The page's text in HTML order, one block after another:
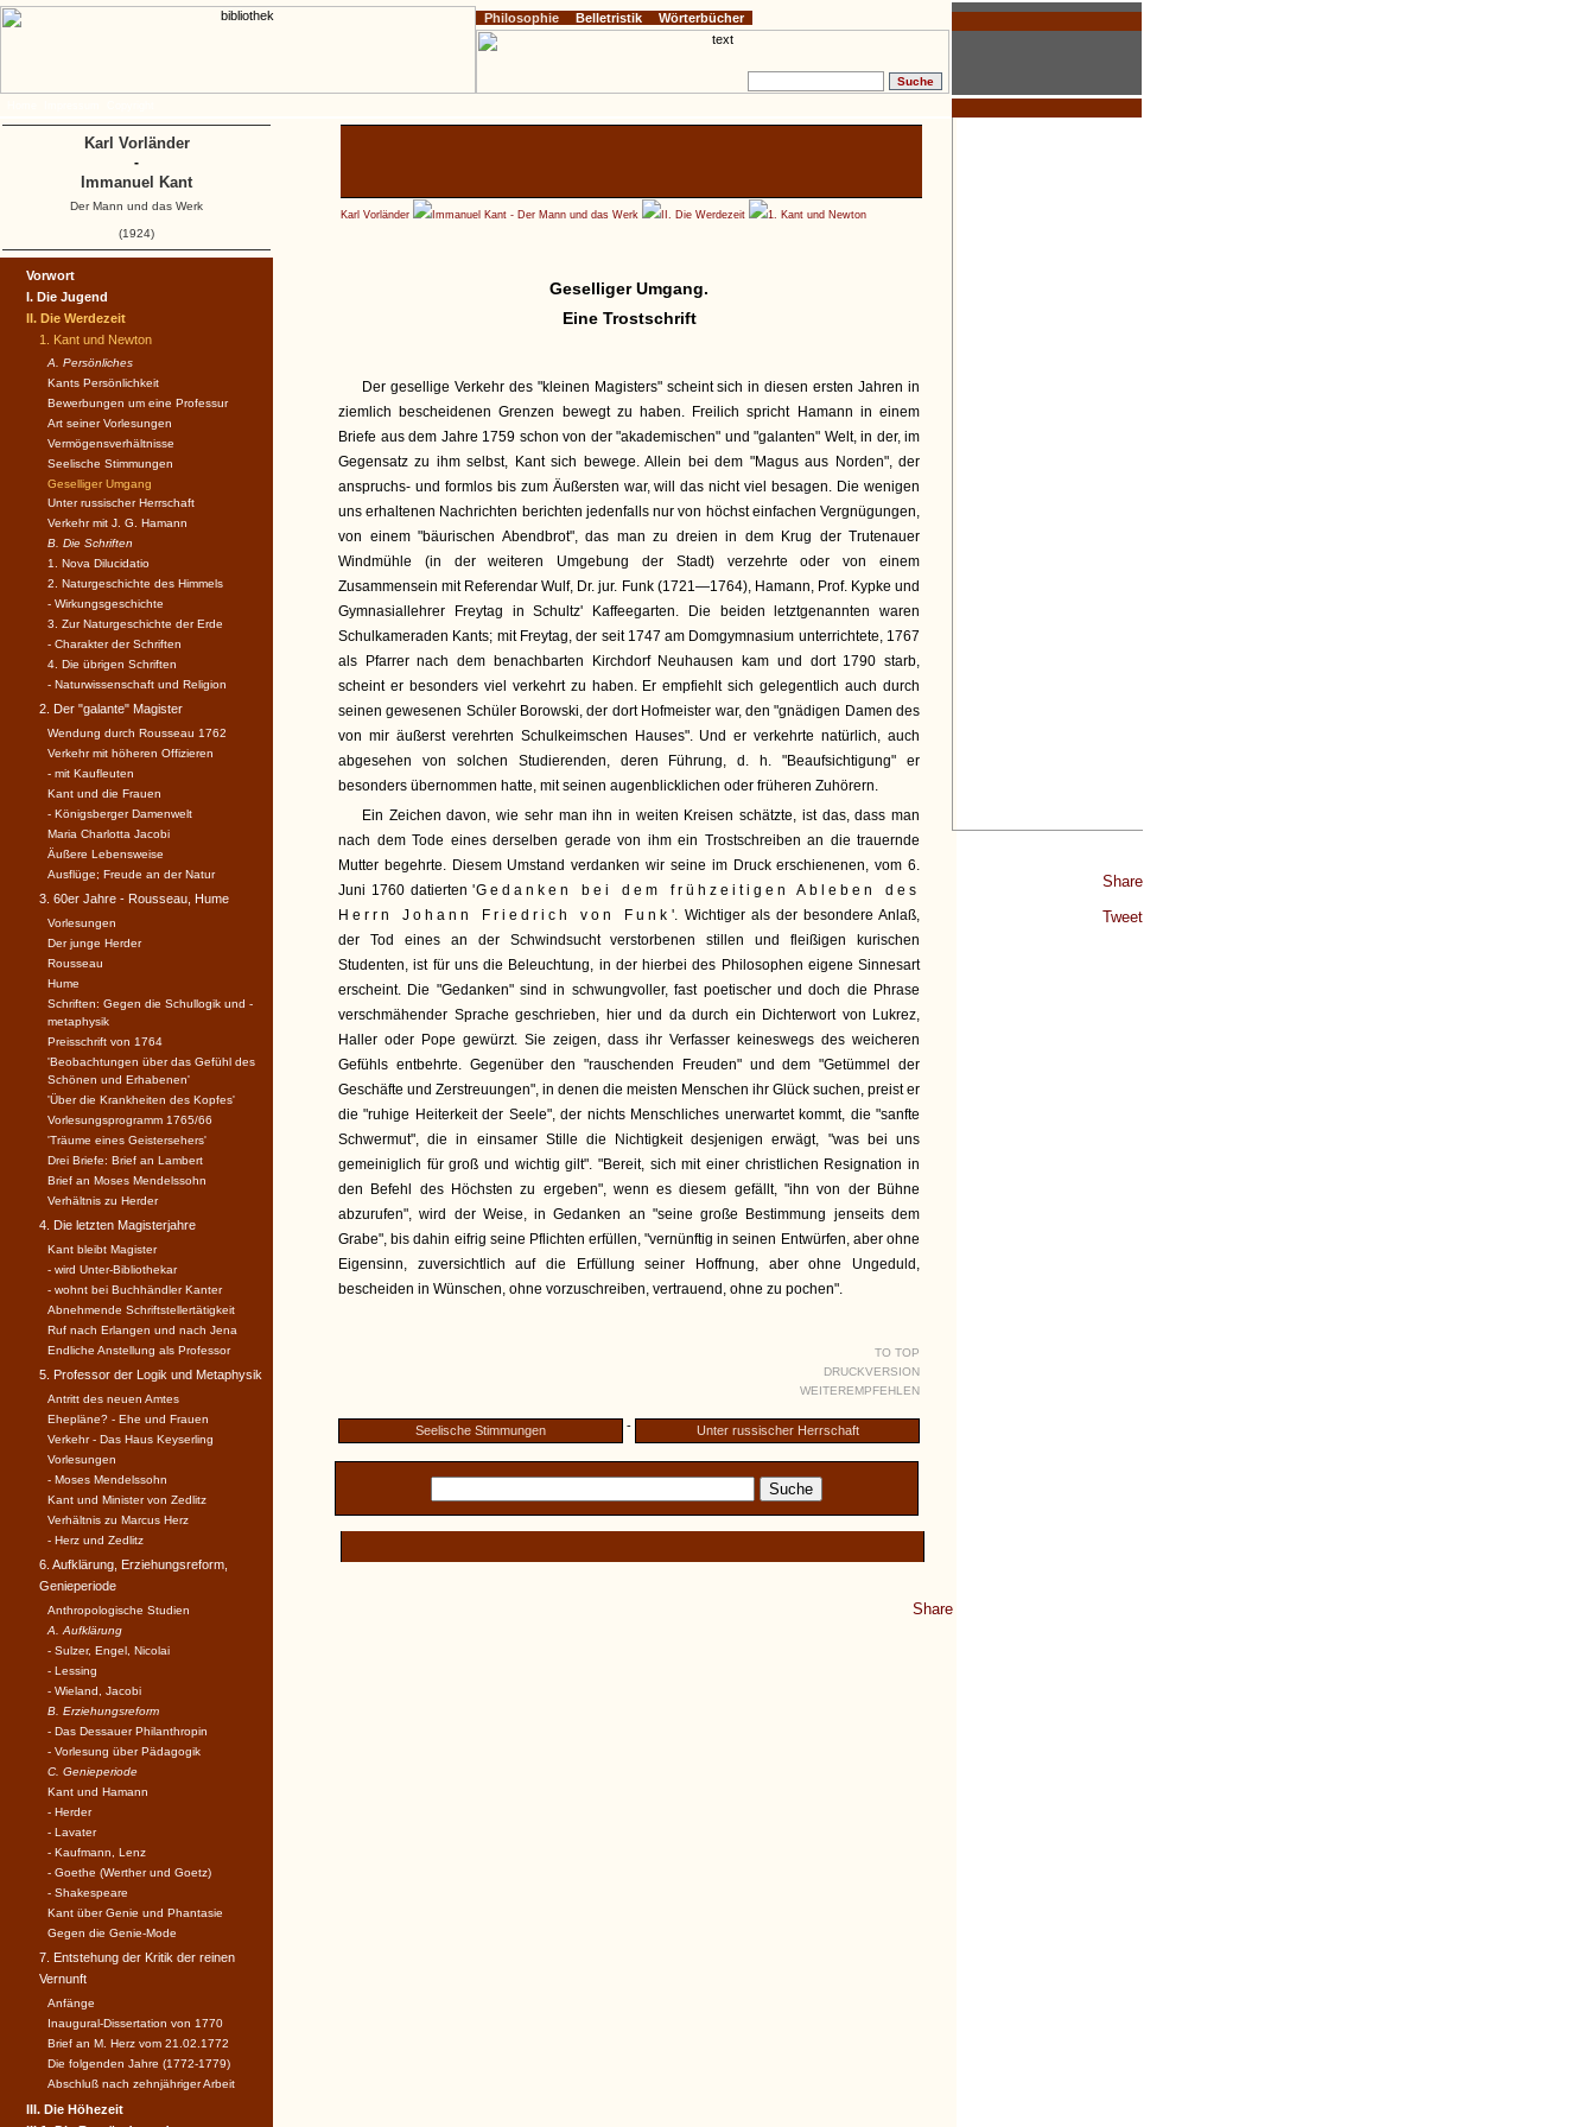
Share
Tweet
Karl Vorländer Immanuel Kant - Der Mann und das Werk II. Die Werdezeit 1. Kant und Newton
Geselliger Umgang.
Eine Trostschrift
Der gesellige Verkehr des "kleinen Magisters" scheint sich in diesen ersten Jahren in
ziemlich bescheidenen Grenzen bewegt zu haben. Freilich spricht Hamann in einem
Briefe aus dem Jahre 1759 schon von der "akademischen" und "galanten" Welt, in der, im
Gegensatz zu ihm selbst, Kant sich bewege. Allein bei dem "Magus aus Norden", der
anspruchs- und formlos bis zum Äußersten war, will das nicht viel besagen. Die wenigen
uns erhaltenen Nachrichten berichten jedenfalls nur von höchst einfachen Vergnügungen,
von einem "bäurischen Abendbrot", das man zu dreien in dem Krug der Trutenauer
Windmühle (in der weiteren Umgebung der Stadt) verzehrte oder von einem
Zusammensein mit Referendar Wulf, Dr. jur. Funk (1721—1764), Hamann, Prof. Kypke und
Gymnasiallehrer Freytag in Schultz' Kaffeegarten. Die beiden letztgenannten waren
Schulkameraden Kants; mit Freytag, der seit 1747 am Domgymnasium unterrichtete, 1767
als Pfarrer nach dem benachbarten Kirchdorf Neuhausen kam und dort 1790 starb,
scheint er besonders viel verkehrt zu haben. Er empfiehlt sich gelegentlich auch durch
seinen gewesenen Schüler Borowski, der dort Hofmeister war, den "gnädigen Damen des
von mir äußerst verehrten Schulkeimschen Hauses". Und er verkehrte natürlich, auch
abgesehen von solchen Studierenden, deren Führung, d. h. "Beaufsichtigung" er
besonders übernommen hatte, mit seinen augenblicklichen oder früheren Zuhörern.
Ein Zeichen davon, wie sehr man ihn in weiten Kreisen schätzte, ist das, dass man
nach dem Tode eines derselben gerade von ihm ein Trostschreiben an die trauernde
Mutter begehrte. Diesem Umstand verdanken wir seine im Druck erschienenen, vom 6.
Juni 1760 datierten 'Gedanken bei dem frühzeitigen Ableben des
Herrn Johann Friedrich von Funk '. Wichtiger als der besondere Anlaß,
der Tod eines an der Schwindsucht verstorbenen stillen und fleißigen kurischen
Studenten, ist für uns die Beleuchtung, in der hierbei des Philosophen eigene Sinnesart
erscheint. Die "Gedanken" sind in schwungvoller, fast poetischer und doch die Phrase
verschmähender Sprache geschrieben, hier und da durch ein Dichterwort von Lukrez,
Haller oder Pope gewürzt. Sie zeigen, dass ihr Verfasser keineswegs des weicheren
Gefühls entbehrte. Gegenüber den "rauschenden Freuden" und dem "Getümmel der
Geschäfte und Zerstreuungen", in denen die meisten Menschen ihr Glück suchen, preist er
die "ruhige Heiterkeit der Seele", der nichts Menschliches unerwartet kommt, die "sanfte
Schwermut", die in einsamer Stille die Nichtigkeit desjenigen erwägt, "was bei uns
gemeiniglich für groß und wichtig gilt". "Bereit, sich mit einer christlichen Resignation in
den Befehl des Höchsten zu ergeben", wenn es diesem gefällt, "ihn von der Bühne
abzurufen", wird der Weise, in Gedanken an "seine große Bestimmung jenseits dem
Grabe", bis dahin eifrig seine Pflichten erfüllen, "vernünftig in seinen Entwürfen, aber ohne
Eigensinn, zuversichtlich auf die Erfüllung seiner Hoffnung, aber ohne Ungeduld,
bescheiden in Wünschen, ohne vorzuschreiben, vertrauend, ohne zu pochen".
TO TOP
DRUCKVERSION
WEITEREMPFEHLEN
Seelische Stimmungen - Unter russischer Herrschaft
Share
Vorwort
I. Die Jugend
II. Die Werdezeit
1. Kant und Newton
A. Persönliches
Kants Persönlichkeit
Bewerbungen um eine Professur
Art seiner Vorlesungen
Vermögensverhältnisse
Seelische Stimmungen
Geselliger Umgang
Unter russischer Herrschaft
Verkehr mit J. G. Hamann
B. Die Schriften
1. Nova Dilucidatio
2. Naturgeschichte des Himmels
- Wirkungsgeschichte
3. Zur Naturgeschichte der Erde
- Charakter der Schriften
4. Die übrigen Schriften
- Naturwissenschaft und Religion
2. Der "galante" Magister
Wendung durch Rousseau 1762
Verkehr mit höheren Offizieren
- mit Kaufleuten
Kant und die Frauen
- Königsberger Damenwelt
Maria Charlotta Jacobi
Äußere Lebensweise
Ausflüge; Freude an der Natur
3. 60er Jahre - Rousseau, Hume
Vorlesungen
Der junge Herder
Rousseau
Hume
Schriften: Gegen die Schullogik und -
metaphysik
Preisschrift von 1764
'Beobachtungen über das Gefühl des
Schönen und Erhabenen'
'Über die Krankheiten des Kopfes'
Vorlesungsprogramm 1765/66
'Träume eines Geistersehers'
Drei Briefe: Brief an Lambert
Brief an Moses Mendelssohn
Verhältnis zu Herder
4. Die letzten Magisterjahre
Kant bleibt Magister
- wird Unter-Bibliothekar
- wohnt bei Buchhändler Kanter
Abnehmende Schriftstellertätigkeit
Ruf nach Erlangen und nach Jena
Endliche Anstellung als Professor
5. Professor der Logik und Metaphysik
Antritt des neuen Amtes
Ehepläne? - Ehe und Frauen
Verkehr - Das Haus Keyserling
Vorlesungen
- Moses Mendelssohn
Kant und Minister von Zedlitz
Verhältnis zu Marcus Herz
- Herz und Zedlitz
6. Aufklärung, Erziehungsreform,
Genieperiode
Anthropologische Studien
A. Aufklärung
- Sulzer, Engel, Nicolai
- Lessing
- Wieland, Jacobi
B. Erziehungsreform
- Das Dessauer Philanthropin
- Vorlesung über Pädagogik
C. Genieperiode
Kant und Hamann
- Herder
- Lavater
- Kaufmann, Lenz
- Goethe (Werther und Goetz)
- Shakespeare
Kant über Genie und Phantasie
Gegen die Genie-Mode
7. Entstehung der Kritik der reinen
Vernunft
Anfänge
Inaugural-Dissertation von 1770
Brief an M. Herz vom 21.02.1772
Die folgenden Jahre (1772-1779)
Abschluß nach zehnjähriger Arbeit
III. Die Höhezeit
Philosophie Belletristik Wörterbücher
Karl Vorländer
-
Immanuel Kant
Der Mann und das Werk
(1924)